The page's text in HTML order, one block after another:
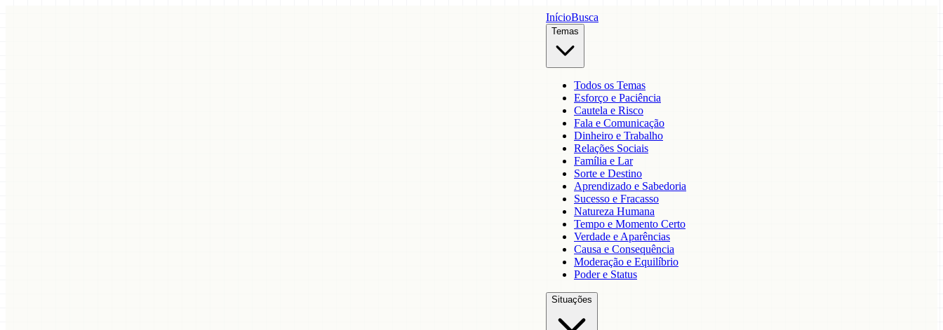
InícioBusca
Temas
Todos os Temas
Esforço e Paciência
Cautela e Risco
Fala e Comunicação
Dinheiro e Trabalho
Relações Sociais
Família e Lar
Sorte e Destino
Aprendizado e Sabedoria
Sucesso e Fracasso
Natureza Humana
Tempo e Momento Certo
Verdade e Aparências
Causa e Consequência
Moderação e Equilíbrio
Poder e Status
Situações